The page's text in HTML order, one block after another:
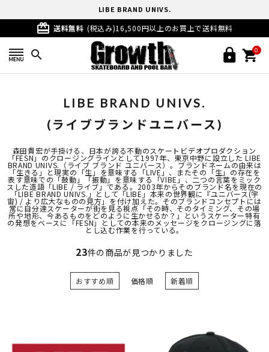
LIBE BRAND UNIVS.
(ライブブランドユニバース)
card_giftcard 送料無料 (税込み)16,500円以上のお買上で送料無料
search 0
LIBE BRAND UNIVS.
(ライブブランドユニバース)
森田貴宏が手掛ける、日本が誇る不動のスケートビデオプロダクション
「FESN」のクロージングラインとして1997年、東京中野に設立した LIBE
BRAND UNIVS.（ライブ ブランド ユニバース）。ブランドネームの由来は
「生きる」と現実の「生」を意味する「LIVE」、またその「生」の存在を
表す意味での「鼓動」「振動」を意味する「VIBE」、二つの言葉をミック
スした造語「LIBE / ライブ」である。2003年からそのブランド名を現在の
「LIBE BRAND UNIVS.」として「LIBE」本来の世界観に『ユニバース(宇
宙) / より広大なものの見方」を付け加えた。そのブランドコンセプトには
常に自分達スケーターが街を見る視点「その時、そのタイミング、その場
所や地形、今あるものをどのように生かせるか？」というスケーター特有
の発想をベースに「FESN」としての本来のメッセージをクロージングに落
とし込む作業を行っている。
23件の商品が見つかりました
おすすめ順 価格順 新着順